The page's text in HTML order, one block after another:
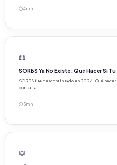
⏱ 4 min
📖
SORBS Ya No Existe: Qué Hacer Si
SORBS fue descontinuado en 2024. Qué
consulta.
⏱ 3 min
📖